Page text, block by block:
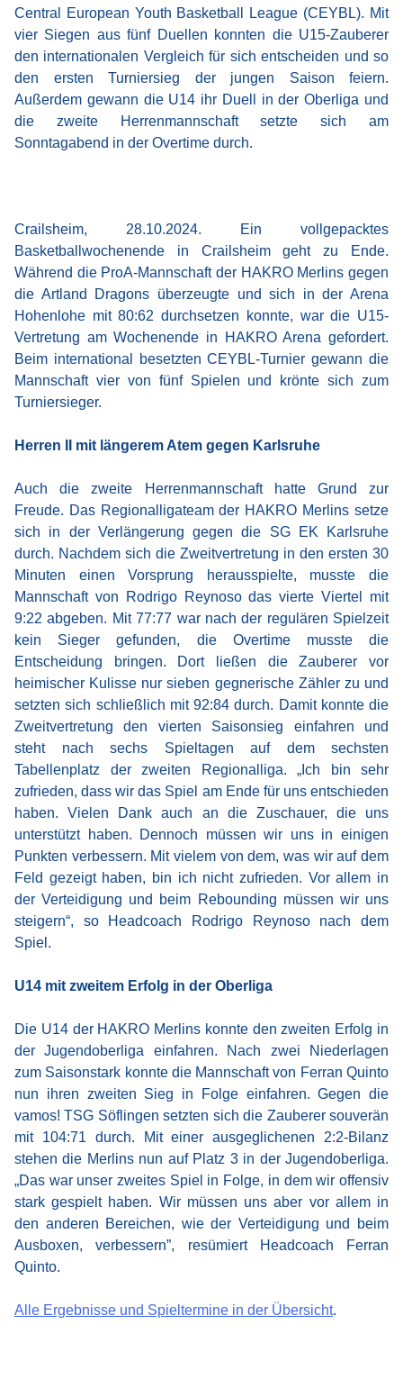
Central European Youth Basketball League (CEYBL). Mit
vier Siegen aus fünf Duellen konnten die U15-Zauberer
den internationalen Vergleich für sich entscheiden und so
den ersten Turniersieg der jungen Saison feiern.
Außerdem gewann die U14 ihr Duell in der Oberliga und
die zweite Herrenmannschaft setzte sich am
Sonntagabend in der Overtime durch.
Crailsheim, 28.10.2024. Ein vollgepacktes
Basketballwochenende in Crailsheim geht zu Ende.
Während die ProA-Mannschaft der HAKRO Merlins gegen
die Artland Dragons überzeugte und sich in der Arena
Hohenlohe mit 80:62 durchsetzen konnte, war die U15-
Vertretung am Wochenende in HAKRO Arena gefordert.
Beim international besetzten CEYBL-Turnier gewann die
Mannschaft vier von fünf Spielen und krönte sich zum
Turniersieger.
Herren II mit längerem Atem gegen Karlsruhe
Auch die zweite Herrenmannschaft hatte Grund zur
Freude. Das Regionalligateam der HAKRO Merlins setze
sich in der Verlängerung gegen die SG EK Karlsruhe
durch. Nachdem sich die Zweitvertretung in den ersten 30
Minuten einen Vorsprung herausspielte, musste die
Mannschaft von Rodrigo Reynoso das vierte Viertel mit
9:22 abgeben. Mit 77:77 war nach der regulären Spielzeit
kein Sieger gefunden, die Overtime musste die
Entscheidung bringen. Dort ließen die Zauberer vor
heimischer Kulisse nur sieben gegnerische Zähler zu und
setzten sich schließlich mit 92:84 durch. Damit konnte die
Zweitvertretung den vierten Saisonsieg einfahren und
steht nach sechs Spieltagen auf dem sechsten
Tabellenplatz der zweiten Regionalliga. „Ich bin sehr
zufrieden, dass wir das Spiel am Ende für uns entschieden
haben. Vielen Dank auch an die Zuschauer, die uns
unterstützt haben. Dennoch müssen wir uns in einigen
Punkten verbessern. Mit vielem von dem, was wir auf dem
Feld gezeigt haben, bin ich nicht zufrieden. Vor allem in
der Verteidigung und beim Rebounding müssen wir uns
steigern“, so Headcoach Rodrigo Reynoso nach dem
Spiel.
U14 mit zweitem Erfolg in der Oberliga
Die U14 der HAKRO Merlins konnte den zweiten Erfolg in
der Jugendoberliga einfahren. Nach zwei Niederlagen
zum Saisonstark konnte die Mannschaft von Ferran Quinto
nun ihren zweiten Sieg in Folge einfahren. Gegen die
vamos! TSG Söflingen setzten sich die Zauberer souverän
mit 104:71 durch. Mit einer ausgeglichenen 2:2-Bilanz
stehen die Merlins nun auf Platz 3 in der Jugendoberliga.
„Das war unser zweites Spiel in Folge, in dem wir offensiv
stark gespielt haben. Wir müssen uns aber vor allem in
den anderen Bereichen, wie der Verteidigung und beim
Ausboxen, verbessern”, resümiert Headcoach Ferran
Quinto.
Alle Ergebnisse und Spieltermine in der Übersicht.